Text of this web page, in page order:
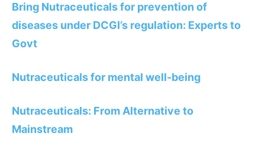
Bring Nutraceuticals for prevention of
diseases under DCGI’s regulation: Experts to
Govt
Nutraceuticals for mental well-being
Nutraceuticals: From Alternative to
Mainstream